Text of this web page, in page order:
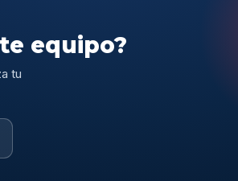
equipo?
tu